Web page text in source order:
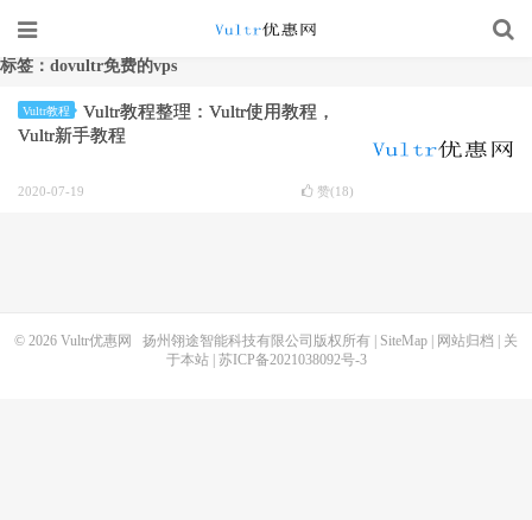
标签：dovultr免费的vps
Vultr教程
Vultr教程整理：Vultr使用教程，
Vultr新手教程
2020-07-19 赞(18)
© 2026 Vultr优惠网 扬州翎途智能科技有限公司版权所有 | SiteMap 网站归档
关
于本站| 苏ICP备2021038092号-3